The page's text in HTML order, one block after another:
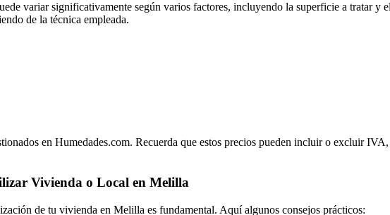
variar significativamente según varios factores, incluyendo la superficie a tratar y
de la técnica empleada.
en Humedades.com. Recuerda que estos precios pueden incluir o excluir
Vivienda o Local en Melilla
de tu vivienda en Melilla es fundamental. Aquí algunos consejos prácticos: